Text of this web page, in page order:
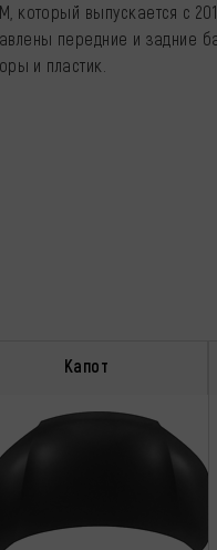
который выпускается с
передние и задние
и пластик.
Капот